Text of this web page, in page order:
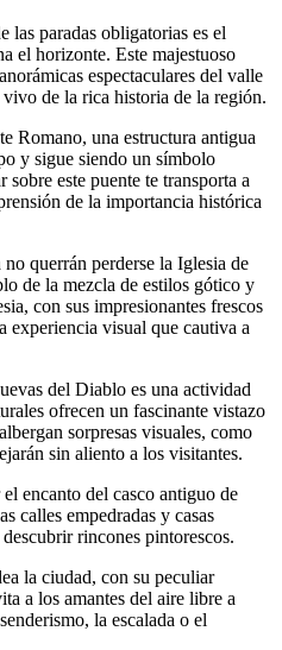
las paradas obligatorias es el
el horizonte. Este majestuoso
espectaculares del valle
de la rica historia de la región.
Romano, una estructura antigua
y sigue siendo un símbolo
este puente te transporta a
de la importancia histórica
querrán perderse la Iglesia de
de la mezcla de estilos gótico y
con sus impresionantes frescos
experiencia visual que cautiva a
del Diablo es una actividad
ofrecen un fascinante vistazo
sorpresas visuales, como
sin aliento a los visitantes.
encanto del casco antiguo de
calles empedradas y casas
rincones pintorescos.
la ciudad, con su peculiar
a los amantes del aire libre a
la escalada o el